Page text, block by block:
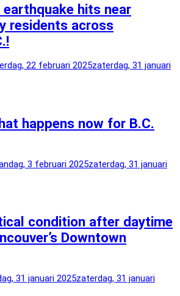
hits near
residents across
22 februari 2025zaterdag, 31 januari
happens now for B.C.
3 februari 2025zaterdag, 31 januari
condition after daytime
Downtown
31 januari 2025zaterdag, 31 januari